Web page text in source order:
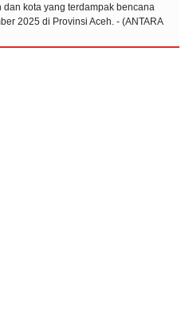
kota yang terdampak bencana
2025 di Provinsi Aceh. - (ANTARA